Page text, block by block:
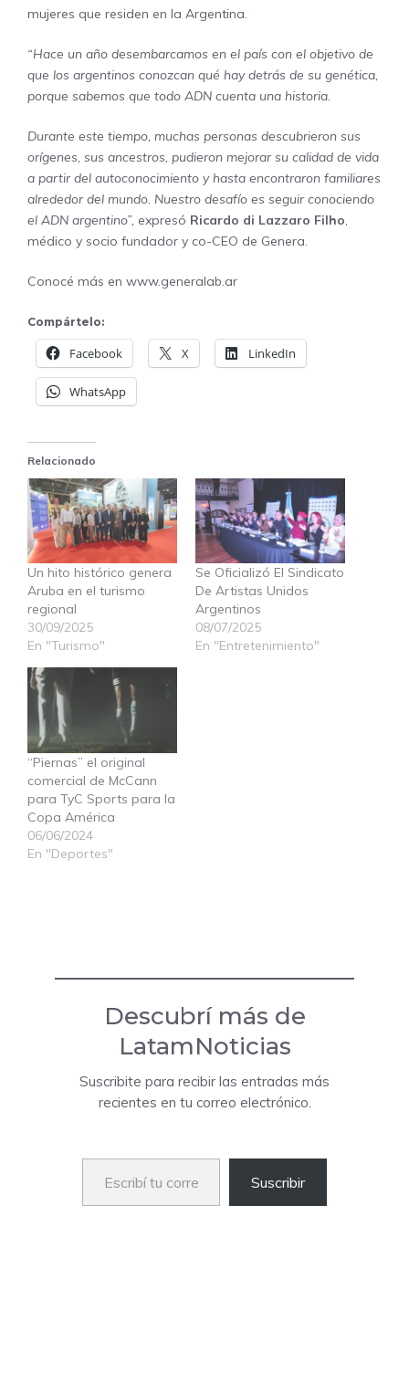
mujeres que residen en la Argentina.
“Hace un año desembarcamos en el país con el objetivo de
que los argentinos conozcan qué hay detrás de su genética,
porque sabemos que todo ADN cuenta una historia.
Durante este tiempo, muchas personas descubrieron sus
orígenes, sus ancestros, pudieron mejorar su calidad de vida
a partir del autoconocimiento y hasta encontraron familiares
alrededor del mundo. Nuestro desafío es seguir conociendo
el ADN argentino”, expresó Ricardo di Lazzaro Filho,
médico y socio fundador y co-CEO de Genera.
Conocé más en www.generalab.ar
Compártelo:
Facebook X LinkedIn
WhatsApp
Relacionado
Un hito histórico genera
Aruba en el turismo
regional
30/09/2025
En "Turismo"
Se Oficializó El Sindicato
De Artistas Unidos
Argentinos
08/07/2025
En "Entretenimiento"
“Piernas” el original
comercial de McCann
para TyC Sports para la
Copa América
06/06/2024
En "Deportes"
Descubrí más de
LatamNoticias
Suscribite para recibir las entradas más
recientes en tu correo electrónico.
Escribí tu correo electrónico…
Suscribir